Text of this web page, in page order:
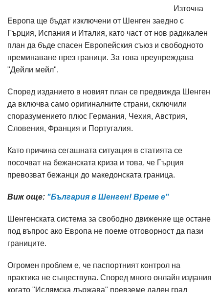
Източна
Европа ще бъдат изключени от Шенген заедно с
Гърция, Испания и Италия, като част от нов радикален
план да бъде спасен Европейския съюз и свободното
преминаване през граници. За това преупреждава
"Дейли мейл".
Според изданието в новият план се предвижда Шенген
да включва само оригиналните страни, сключили
споразумението плюс Германия, Чехия, Австрия,
Словения, Франция и Португалия.
Като причина сегашната ситуация в статията се
посочват на бежанската криза и това, че Гърция
превозват бежанци до македонската граница.
Виж още: "България в Шенген! Време е"
Шенгенската система за свободно движение ще остане
под въпрос ако Европа не поеме отговорност да пази
границите.
Огромен проблем е, че паспортният контрол на
практика не съществува. Според много онлайн издания
когато "Ислямска държава" превземе даден град